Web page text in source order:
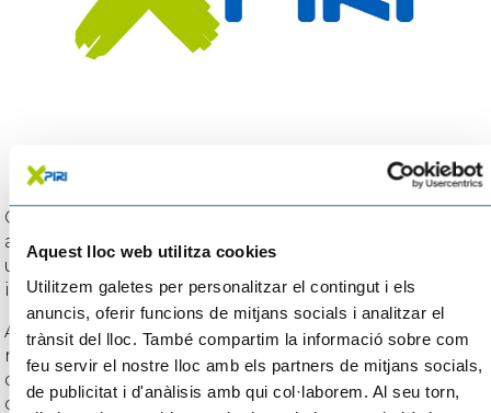
Aquest lloc web utilitza cookies
Utilitzem galetes per personalitzar el contingut i els
anuncis, oferir funcions de mitjans socials i analitzar el
trànsit del lloc. També compartim la informació sobre com
feu servir el nostre lloc amb els partners de mitjans socials,
de publicitat i d'anàlisis amb qui col·laborem. Al seu torn,
Cal que coneguis els tres restaurants guardonats
amb una estrella Michelin: el restaurant Les Moles,
ubicat a Ulldecona, el restaurant Villa Retiro a Xerta,
i L’Antic Molí, ubicat també a Ulldecona.
A més de les propostes gastronòmiques de
restaurants i gastrobars, aquí trobaràs propostes
d’agrobotigues, cellers, cerveseries, forns, molins
d’oli o fàbriques de xocolate a la pedra perquè